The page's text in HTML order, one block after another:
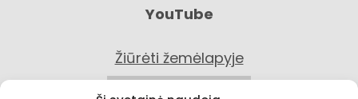
YouTube
Žiūrėti žemėlapyje